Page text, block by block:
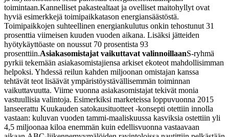
toimintaan.Kannelliset pakastealtaat ja ovelliset maitohyllyt ovat
hyviä esimerkkejä toimipaikkatason energiansäästöstä.
Toimipaikkojen suhteellinen energiankulutus onkin tehostunut 31
prosenttia viimeisen kuuden vuoden aikana. Lisäksi jätteiden
hyötykäyttöaste on noussut 70 prosentista 93
prosenttiin.Asiakasomistajat vaikuttavat valinnoillaanS-ryhmä
pyrkii tekemään asiakasomistajiensa arkiset ekoteot mahdollisimman
helpoksi. Yhdessä reilun kahden miljoonan omistajan kanssa
tehtävät teot lisäävät ympäristöystävällisemmän toiminnan
vaikuttavuutta. Viime vuonna asiakasomistajat tekivät monia
vastuullisia valintoja. Esimerkiksi marketeissa loppuvuonna 2015
lanseerattu Kuukauden satokausituotteet -konsepti otettiin innolla
vastaan: kuluvan vuoden tammi-maaliskuussa kasviksia ostettiin yli
4,5 miljoonaa kiloa enemmän kuin edellisvuonna vastaavaan